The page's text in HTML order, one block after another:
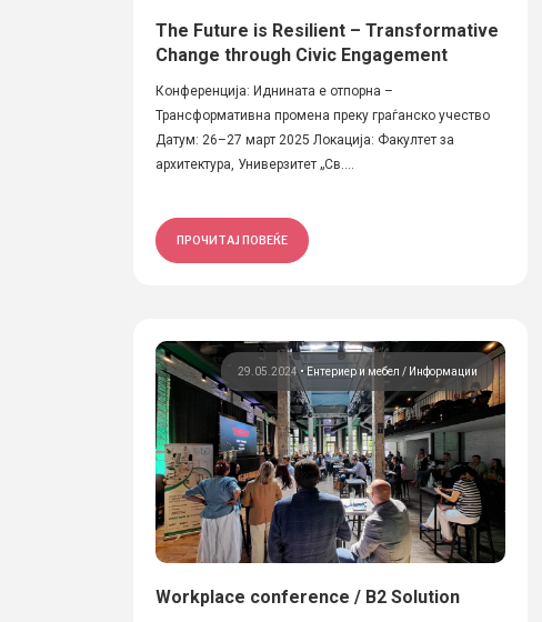
The Future is Resilient – Transformative
Change through Civic Engagement
Конференција: Иднината е отпорна –
Трансформативна промена преку граѓанско учество
Датум: 26–27 март 2025 Локација: Факултет за
архитектура, Универзитет „Св....
ПРОЧИТАЈ ПОВЕЌЕ
29.05.2024•Ентериер и мебел Информации
Workplace conference / B2 Solution